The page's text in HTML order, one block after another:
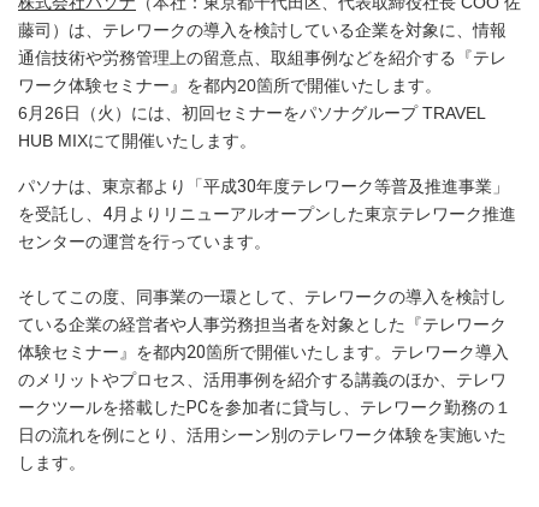
藤司）は、テレワークの導入を検討している企業を対象に、情報
通信技術や労務管理上の留意点、取組事例などを紹介する『テレ
ワーク体験セミナー』を都内20箇所で開催いたします。
6月26日（火）には、初回セミナーをパソナグループ TRAVEL
HUB MIXにて開催いたします。
パソナは、東京都より「平成30年度テレワーク等普及推進事業」
を受託し、4月よりリニューアルオープンした東京テレワーク推進
センターの運営を行っています。
そしてこの度、同事業の一環として、テレワークの導入を検討し
ている企業の経営者や人事労務担当者を対象とした『テレワーク
体験セミナー』を都内20箇所で開催いたします。テレワーク導入
のメリットやプロセス、活用事例を紹介する講義のほか、テレワ
ークツールを搭載したPCを参加者に貸与し、テレワーク勤務の１
日の流れを例にとり、活用シーン別のテレワーク体験を実施いた
します。